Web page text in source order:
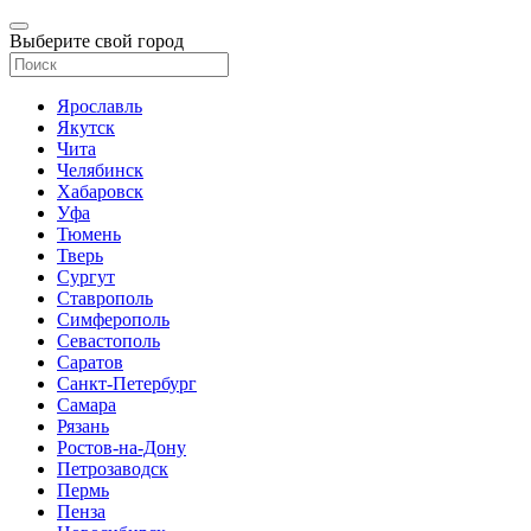
Выберите свой город
Ярославль
Якутск
Чита
Челябинск
Хабаровск
Уфа
Тюмень
Тверь
Сургут
Ставрополь
Симферополь
Севастополь
Саратов
Санкт-Петербург
Самара
Рязань
Ростов-на-Дону
Петрозаводск
Пермь
Пенза